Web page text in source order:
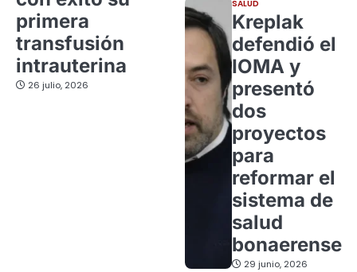
primera
transfusión
intrauterina
26 julio, 2026
SALUD
Kreplak
defendió el
IOMA y
presentó
dos
proyectos
para
reformar el
sistema de
salud
bonaerense
29 junio, 2026